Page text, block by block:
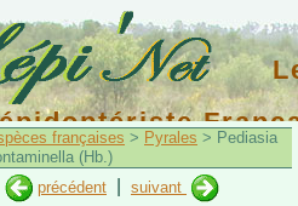
françaises > Pyrales > Pediasia
(Hb.)
précédent
suivant